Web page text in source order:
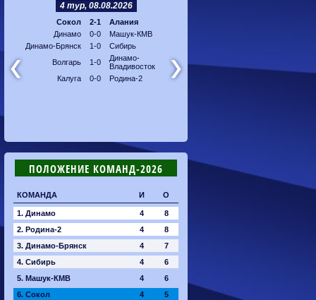
4 тур, 08.08.2026
Сокол 2-1
Алания
Динамо
0-0
Машук-КМВ
Динамо-Брянск
1-0
Сибирь
Волгарь
1-0
Динамо-
Владивосток
Калуга
0-0 Родина-2
Сибирь
ПОЛОЖЕНИЕ КОМАНД-2026
КОМАНДА И О
1. Динамо 4
8
2. Родина-2
4
8
3. Динамо-Брянск
4
7
4. Сибирь
4
6
5. Машук-КМВ
4
6
6. Сокол
4
5